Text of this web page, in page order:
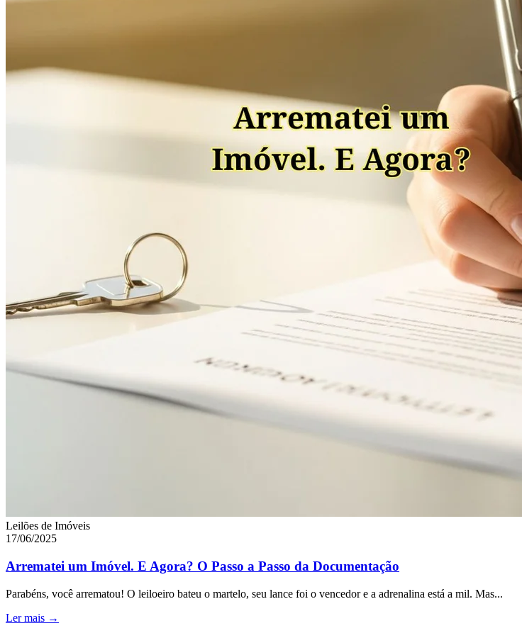
Leilões de Imóveis
17/06/2025
Arrematei um Imóvel. E Agora? O Passo a Passo da Documentação
Parabéns, você arrematou! O leiloeiro bateu o martelo, seu lance foi o vencedor e a adrenalina está a mil. Mas...
Ler mais →